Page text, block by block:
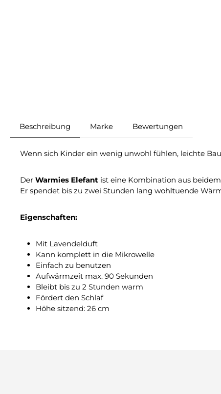
Beschreibung Marke Bewertungen
Wenn sich Kinder ein wenig unwohl fühlen, leichte
Der Warmies Elefant ist eine Kombination aus
Er spendet bis zu zwei Stunden lang wohltuende
Eigenschaften:
Mit Lavendelduft
Kann komplett in die Mikrowelle
Einfach zu benutzen
Aufwärmzeit max. 90 Sekunden
Bleibt bis zu 2 Stunden warm
Fördert den Schlaf
Höhe sitzend: 26 cm